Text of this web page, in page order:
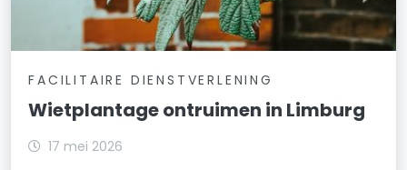
FACILITAIRE DIENSTVERLENING
Wietplantage ontruimen in Limburg
17 mei 2026